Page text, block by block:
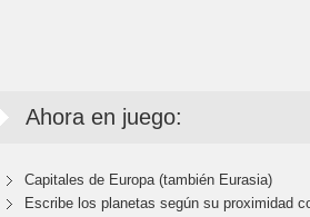
Ahora en juego:
Capitales de Europa (también Eurasia)
Escribe los planetas según su proximidad